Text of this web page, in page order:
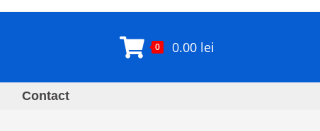
0 0.00 lei
Contact